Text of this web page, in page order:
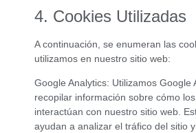
4. Cookies Utilizadas
A continuación, se enumeran las
utilizamos en nuestro sitio web:
Google Analytics: Utilizamos Google
recopilar información sobre cómo
interactúan con nuestro sitio web.
ayudan a analizar el tráfico del sitio